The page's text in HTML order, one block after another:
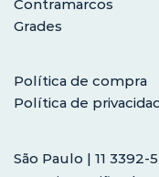
Contramarcos
Grades
Política de compra
Política de
São Paulo | 11 3392-